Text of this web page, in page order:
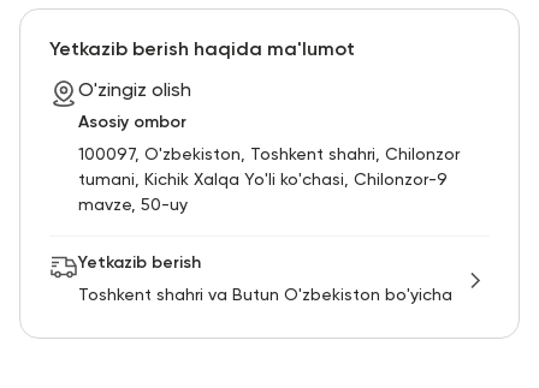
Yetkazib berish haqida ma'lumot
O'zingiz olish
Asosiy ombor
100097, O'zbekiston, Toshkent shahri, Chilonzor
tumani, Kichik Xalqa Yo'li ko'chasi, Chilonzor-9
mavze, 50-uy
Yetkazib berish
Toshkent shahri va Butun O'zbekiston bo'yicha